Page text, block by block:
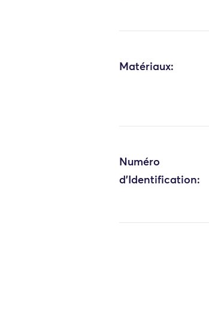
Matériaux:
Numéro
d'Identification: